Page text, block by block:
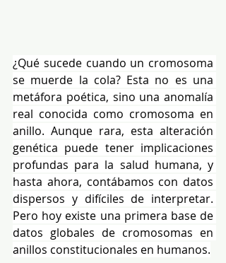
¿Qué sucede cuando un cromosoma
se muerde la cola? Esta no es una
metáfora poética, sino una anomalía
real conocida como cromosoma en
anillo. Aunque rara, esta alteración
genética puede tener implicaciones
profundas para la salud humana, y
hasta ahora, contábamos con datos
dispersos y difíciles de interpretar.
Pero hoy existe una primera base de
datos globales de cromosomas en
anillos constitucionales en humanos.